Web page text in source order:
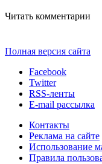
Читать комментарии
Полная версия сайта
Facebook
Twitter
RSS-ленты
E-mail рассылка
Контакты
Реклама на сайте
Использование
Правила